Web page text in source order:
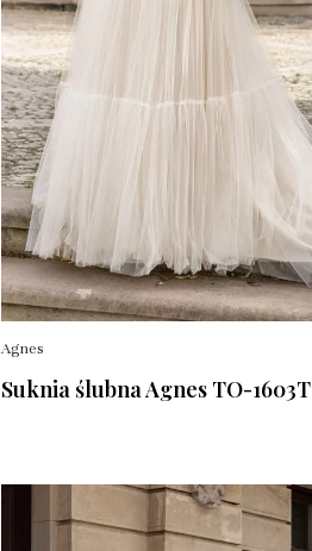
Agnes
Suknia ślubna Agnes TO-1603T